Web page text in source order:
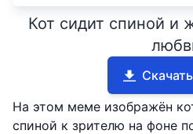
Кот сидит спиной и
На этом меме изображён
спиной к зрителю на фоне